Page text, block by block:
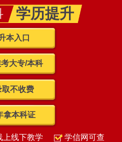
学历提升
本入口
考大专/本科
取不收费
拿本科证
上线下教学 学信网可查